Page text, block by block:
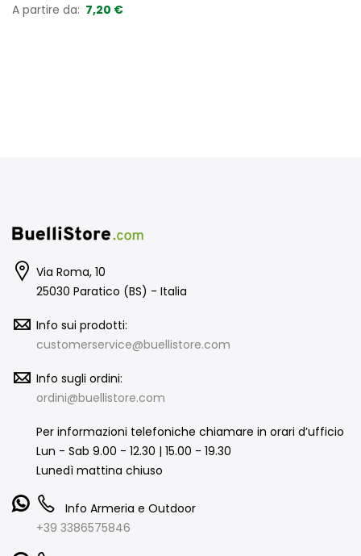
A partire da 7,20 €
Via Roma, 10
25030 Paratico (BS) - Italia
Info sui prodotti:
customerservice@buellistore.com
Info sugli ordini:
ordini@buellistore.com
Per informazioni telefoniche chiamare in orari d’ufficio
Lun - Sab 9.00 - 12.30 | 15.00 - 19.30
Lunedì mattina chiuso
Info Armeria e Outdoor
+39 3386575846